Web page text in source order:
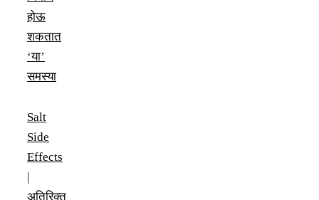
होऊ
शकतात
‘या’
समस्या
Salt
Side
Effects
|
अतिरिक्त